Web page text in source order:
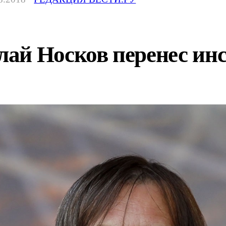
Носков перенес